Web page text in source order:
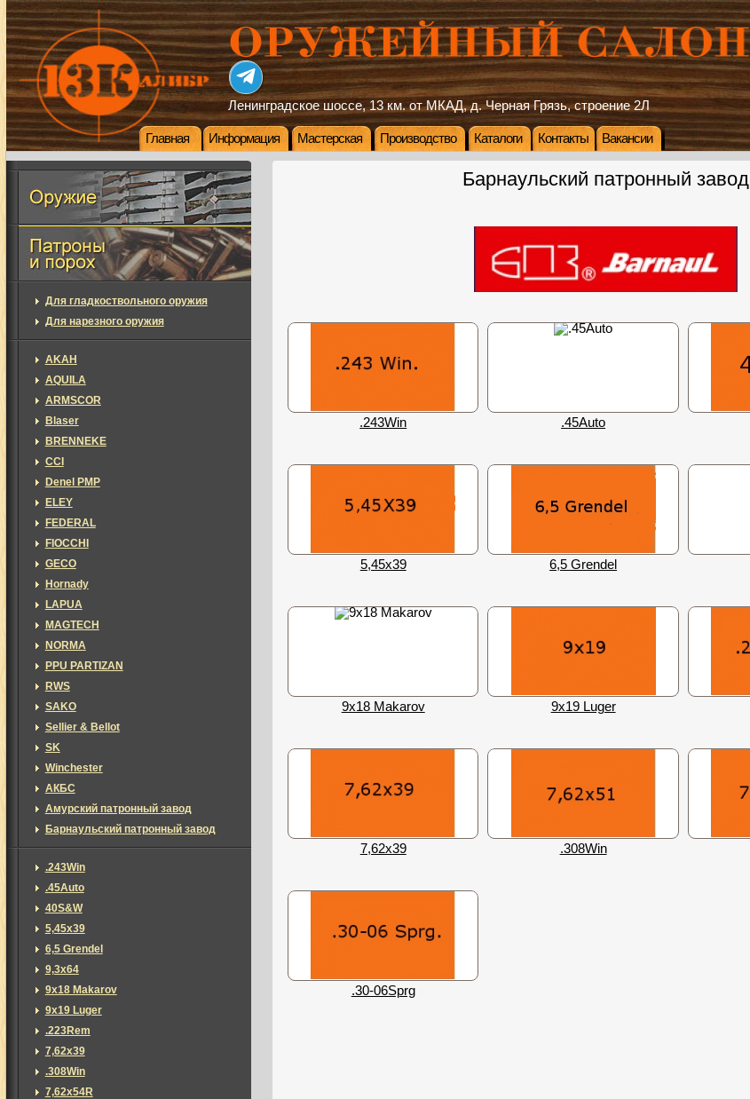
Ленинградское шоссе, 13 км. от МКАД, д. Черная Грязь, строение 2Л
Главная Информация Мастерская Производство Каталоги Контакты Вакансии
Барнаульский патронный завод
.243Win .45Auto
5,45х39 6,5 Grendel
9x18 Makarov 9x19 Luger
7,62х39 .308Win
.30-06Sprg
Для гладкоствольного оружия
Для нарезного оружия
AKAH
AQUILA
ARMSCOR
Blaser
BRENNEKE
CCI
Denel PMP
ELEY
FEDERAL
FIOCCHI
GECO
Hornady
LAPUA
MAGTECH
NORMA
PPU PARTIZAN
RWS
SAKO
Sellier & Bellot
SK
Winchester
АКБС
Амурский патронный завод
Барнаульский патронный завод
.243Win
.45Auto
40S&W
5,45х39
6,5 Grendel
9,3х64
9x18 Makarov
9x19 Luger
.223Rem
7,62х39
.308Win
7,62х54R